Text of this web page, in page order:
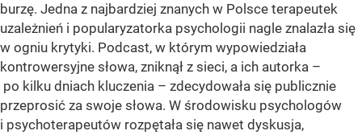
burzę. Jedna z najbardziej znanych w Polsce terapeutek
uzależnień i popularyzatorka psychologii nagle znalazła się
w ogniu krytyki. Podcast, w którym wypowiedziała
kontrowersyjne słowa, zniknął z sieci, a ich autorka –
po kilku dniach kluczenia – zdecydowała się publicznie
przeprosić za swoje słowa. W środowisku psychologów
i psychoterapeutów rozpętała się nawet dyskusja,